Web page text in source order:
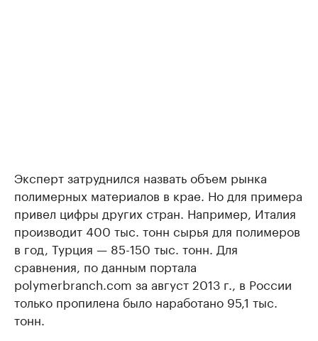
Эксперт затруднился назвать объем рынка
полимерных материалов в крае. Но для примера
привел цифры других стран. Например, Италия
производит 400 тыс. тонн сырья для полимеров
в год, Турция — 85-150 тыс. тонн. Для
сравнения, по данным портала
polymerbranch.com за август 2013 г., в России
только пропилена было наработано 95,1 тыс.
тонн.